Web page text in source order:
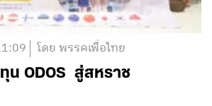
โดย พรรคเพื่อไทย
น ODOS สู่สหราช